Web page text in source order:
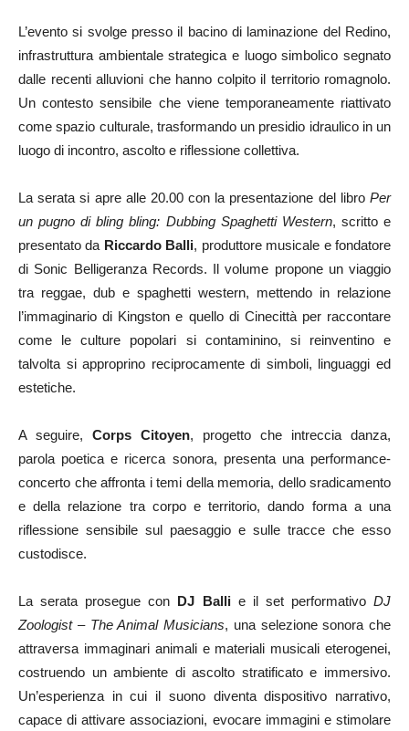
L’evento si svolge presso il bacino di laminazione del Redino,
infrastruttura ambientale strategica e luogo simbolico segnato
dalle recenti alluvioni che hanno colpito il territorio romagnolo.
Un contesto sensibile che viene temporaneamente riattivato
come spazio culturale, trasformando un presidio idraulico in un
luogo di incontro, ascolto e riflessione collettiva.
La serata si apre alle 20.00 con la presentazione del libro Per
un pugno di bling bling: Dubbing Spaghetti Western, scritto e
presentato da Riccardo Balli, produttore musicale e fondatore
di Sonic Belligeranza Records. Il volume propone un viaggio
tra reggae, dub e spaghetti western, mettendo in relazione
l’immaginario di Kingston e quello di Cinecittà per raccontare
come le culture popolari si contaminino, si reinventino e
talvolta si approprino reciprocamente di simboli, linguaggi ed
estetiche.
A seguire, Corps Citoyen, progetto che intreccia danza,
parola poetica e ricerca sonora, presenta una performance-
concerto che affronta i temi della memoria, dello sradicamento
e della relazione tra corpo e territorio, dando forma a una
riflessione sensibile sul paesaggio e sulle tracce che esso
custodisce.
La serata prosegue con DJ Ballie il set performativoDJ
Zoologist – The Animal Musicians, una selezione sonora che
attraversa immaginari animali e materiali musicali eterogenei,
costruendo un ambiente di ascolto stratificato e immersivo.
Un’esperienza in cui il suono diventa dispositivo narrativo,
capace di attivare associazioni, evocare immagini e stimolare